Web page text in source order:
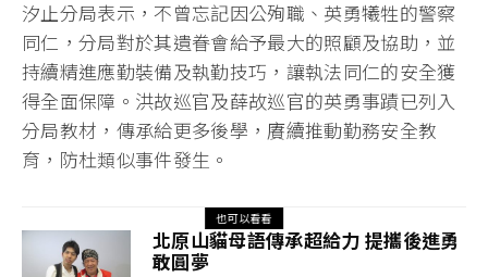
汐止分局表示，不曾忘記因公殉職、英勇犧牲的警察
同仁，分局對於其遺眷會給予最大的照顧及協助，並
持續精進應勤裝備及執勤技巧，讓執法同仁的安全獲
得全面保障。洪故巡官及薛故巡官的英勇事蹟已列入
分局教材，傳承給更多後學，賡續推動勤務安全教
育，防杜類似事件發生。
也可以看看
北原山貓母語傳承超給力 提攜後進勇
敢圓夢